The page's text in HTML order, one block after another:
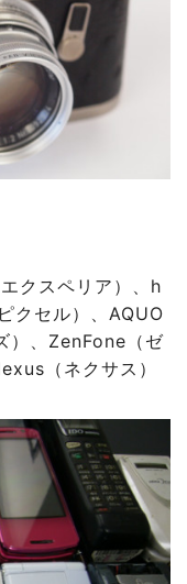
クスペリア）、h
クセル）、AQUO
）、ZenFone（ゼ
（ネクサス）